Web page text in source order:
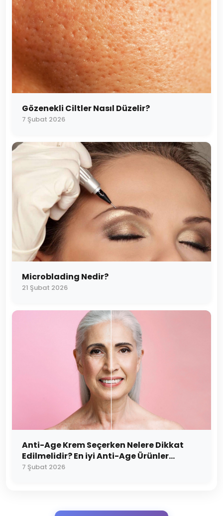
Gözenekli Ciltler Nasıl Düzelir?
7 Şubat 2026
Microblading Nedir?
21 Şubat 2026
Anti-Age Krem Seçerken Nelere Dikkat
Edilmelidir? En iyi Anti-Age Ürünler
Hangileridir?
7 Şubat 2026